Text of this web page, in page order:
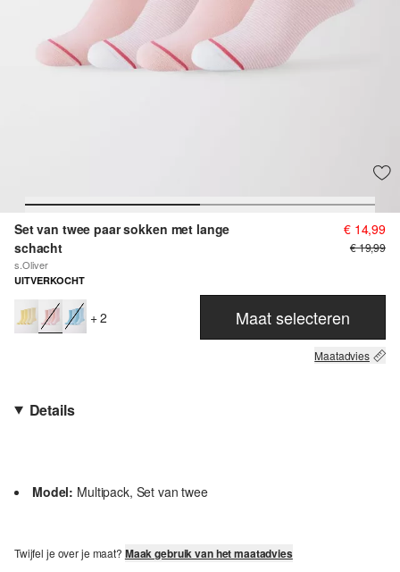
Set van twee paar sokken met lange
schacht
s.Oliver
€ 14,99
€ 19,99
UITVERKOCHT
+ 2 Maat selecteren
Maatadvies
Details
Model: Multipack, Set van twee
Twijfel je over je maat? Maak gebruik van het maatadvies